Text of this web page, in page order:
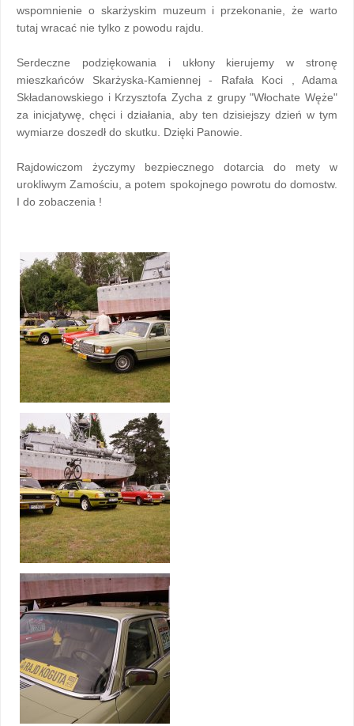
wspomnienie o skarżyskim muzeum i przekonanie, że warto
tutaj wracać nie tylko z powodu rajdu.
Serdeczne podziękowania i ukłony kierujemy w stronę
mieszkańców Skarżyska-Kamiennej - Rafała Koci , Adama
Składanowskiego i Krzysztofa Zycha z grupy "Włochate Węże"
za inicjatywę, chęci i działania, aby ten dzisiejszy dzień w tym
wymiarze doszedł do skutku. Dzięki Panowie.
Rajdowiczom życzymy bezpiecznego dotarcia do mety w
urokliwym Zamościu, a potem spokojnego powrotu do domostw.
I do zobaczenia !